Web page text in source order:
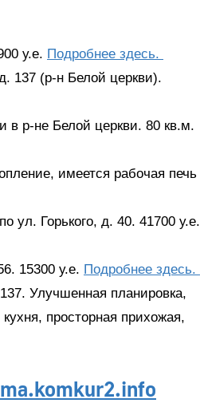
у.е. Подробнее здесь.
137 (р-н Белой церкви).
в р-не Белой церкви. 80 кв.м.
имеется рабочая печь
ул. Горького, д. 40. 41700 у.е.
15300 у.е. Подробнее здесь.
Улучшенная планировка,
просторная прихожая,